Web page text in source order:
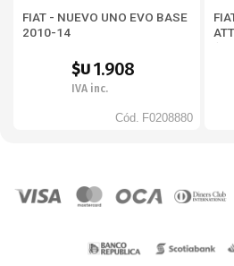
FIAT - NUEVO UNO EVO BASE
2010-14
$U 1.908
IVA inc.
Cód. F0208880